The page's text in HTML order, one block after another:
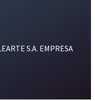
S.A. EMPRESA